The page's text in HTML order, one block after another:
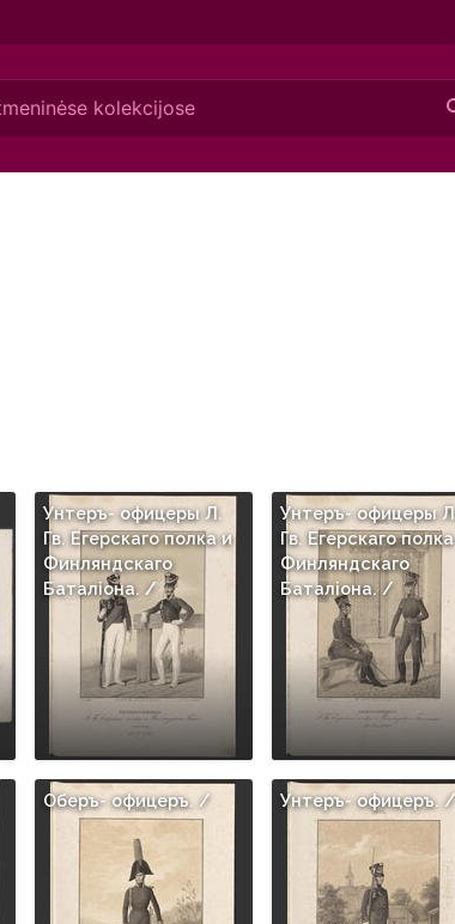
Унтеръ- офицеры Л.
Гв. Егерскаго полка и
Финляндскаго
Баталiона. /
Унтеръ- офицеры
Гв. Егерскаго
Финляндскаго
Баталiона. /
Оберъ- офицеръ. / Унтеръ- офицеръ. /